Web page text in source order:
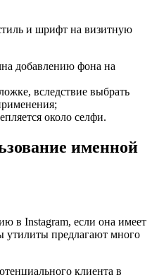
и шрифт на визитную
добавлению фона на
вследствие выбрать
около селфи.
именной
в Instagram, если она имеет
предлагают много
клиента в